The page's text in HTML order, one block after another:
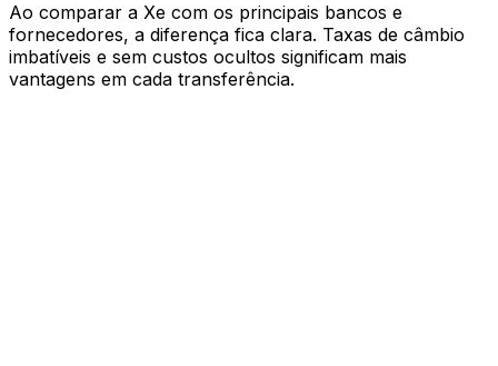
Ao comparar a Xe com os principais bancos e
fornecedores, a diferença fica clara. Taxas de câmbio
imbatíveis e sem custos ocultos significam mais
vantagens em cada transferência.